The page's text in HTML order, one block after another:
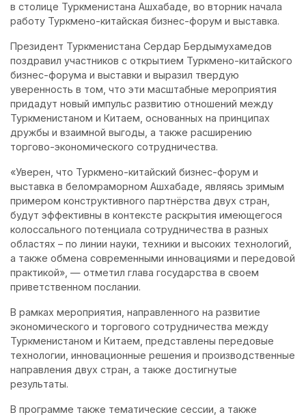
в столице Туркменистана Ашхабаде, во вторник начала
работу Туркмено-китайская бизнес-форум и выставка.
Президент Туркменистана Сердар Бердымухамедов
поздравил участников с открытием Туркмено-китайского
бизнес-форума и выставки и выразил твердую
уверенность в том, что эти масштабные мероприятия
придадут новый импульс развитию отношений между
Туркменистаном и Китаем, основанных на принципах
дружбы и взаимной выгоды, а также расширению
торгово-экономического сотрудничества.
«Уверен, что Туркмено-китайский бизнес-форум и
выставка в беломраморном Ашхабаде, являясь зримым
примером конструктивного партнёрства двух стран,
будут эффективны в контексте раскрытия имеющегося
колоссального потенциала сотрудничества в разных
областях – по линии науки, техники и высоких технологий,
а также обмена современными инновациями и передовой
практикой», — отметил глава государства в своем
приветственном послании.
В рамках мероприятия, направленного на развитие
экономического и торгового сотрудничества между
Туркменистаном и Китаем, представлены передовые
технологии, инновационные решения и производственные
направления двух стран, а также достигнутые
результаты.
В программе также тематические сессии, а также